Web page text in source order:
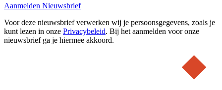
Aanmelden Nieuwsbrief
Voor deze nieuwsbrief verwerken wij je persoonsgegevens, zoals je
kunt lezen in onze Privacybeleid. Bij het aanmelden voor onze
nieuwsbrief ga je hiermee akkoord.